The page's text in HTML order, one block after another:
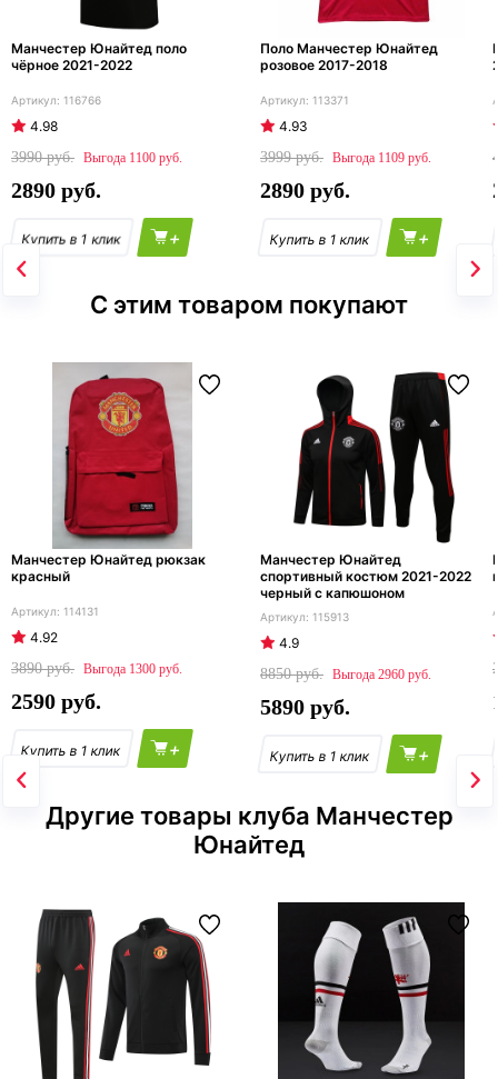
Манчестер Юнайтед поло
чёрное 2021-2022
116766
4.98
3990
1100
2890
+
Поло Манчестер Юнайтед
розовое 2017-2018
113371
4.93
3999
1109
2890
+
С этим товаром покупают
Манчестер Юнайтед рюкзак
красный
114131
4.92
3890
1300
2590
+
Манчестер Юнайтед
спортивный костюм 2021-2022
черный с капюшоном
115913
4.9
8850
2960
5890
+
Другие товары клуба Манчестер
Юнайтед